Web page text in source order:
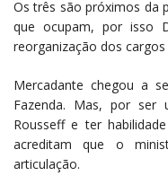
Os três são próximos da
que ocupam, por isso
reorganização dos
Mercadante chegou a
Fazenda. Mas, por ser
Rousseff e ter
acreditam que o
articulação.